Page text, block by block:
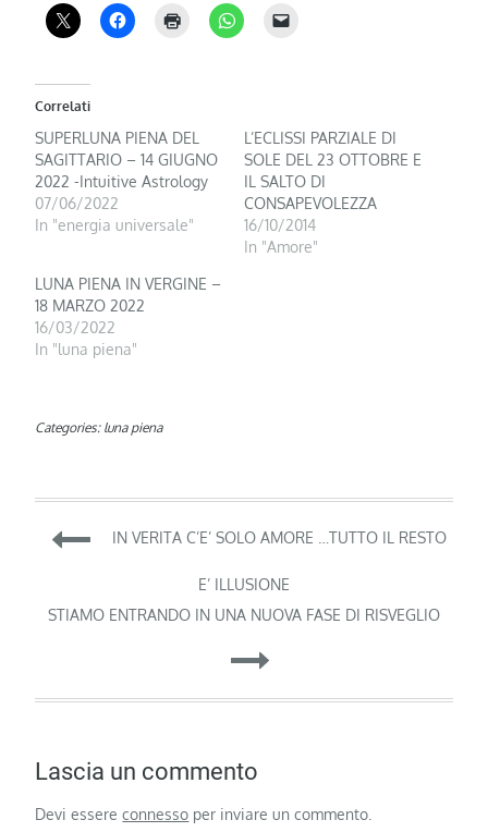
Correlati
SUPERLUNA PIENA DEL
SAGITTARIO – 14 GIUGNO
2022 -Intuitive Astrology
07/06/2022
In "energia universale"
L’ECLISSI PARZIALE DI
SOLE DEL 23 OTTOBRE E
IL SALTO DI
CONSAPEVOLEZZA
16/10/2014
In "Amore"
LUNA PIENA IN VERGINE –
18 MARZO 2022
16/03/2022
In "luna piena"
Categories: luna piena
Navigazione
articoli
IN VERITA C’E’ SOLO AMORE …TUTTO IL RESTO
E’ ILLUSIONE
STIAMO ENTRANDO IN UNA NUOVA FASE DI RISVEGLIO
Lascia un commento
Devi essereconnesso per inviare un commento.